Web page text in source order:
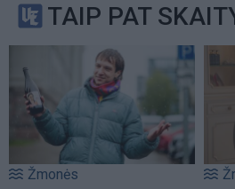
TAIP PAT
Žmonės